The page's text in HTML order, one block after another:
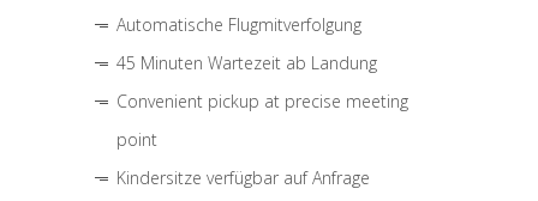
Automatische Flugmitverfolgung
45 Minuten Wartezeit ab Landung
Convenient pickup at precise meeting
point
Kindersitze verfügbar auf Anfrage